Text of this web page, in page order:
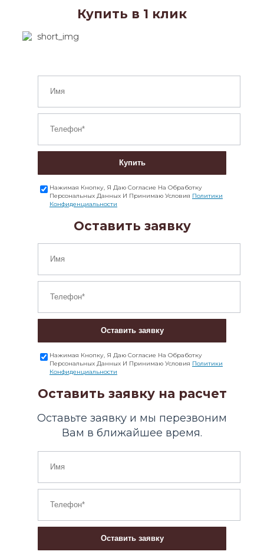
Купить в 1 клик
Купить
Нажимая Кнопку, Я Даю Согласие На Обработку
Персональных Данных И Принимаю Условия Политики
Конфиденциальности
Оставить заявку
Оставить заявку
Нажимая Кнопку, Я Даю Согласие На Обработку
Персональных Данных И Принимаю Условия Политики
Конфиденциальности
Оставить заявку на расчет
Оставьте заявку и мы перезвоним
Вам в ближайшее время.
Оставить заявку